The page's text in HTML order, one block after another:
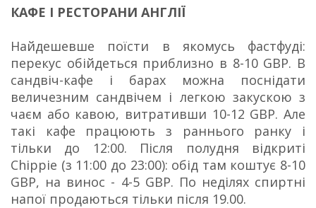
КАФЕ І РЕСТОРАНИ АНГЛІЇ
Найдешевше поїсти в якомусь фастфуді:
перекус обійдеться приблизно в 8-10 GBP. В
сандвіч-кафе і барах можна поснідати
величезним сандвічем і легкою закускою з
чаєм або кавою, витративши 10-12 GBP. Але
такі кафе працюють з раннього ранку і
тільки до 12:00. Після полудня відкриті
Chippie (з 11:00 до 23:00): обід там коштує 8-10
GBP, на винос - 4-5 GBP. По неділях спиртні
напої продаються тільки після 19.00.